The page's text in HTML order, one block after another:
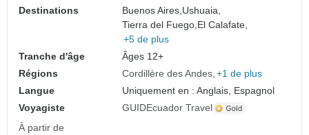
Destinations
Buenos Aires, Ushuaia,
Tierra del Fuego, El Calafate,
+5 de plus
Tranche d'âge
Âges 12+
Régions
Cordillère des Andes +1 de plus
Langue
Uniquement en : Anglais, Espagnol
Voyagiste
GUIDEcuador Travel
À partir de